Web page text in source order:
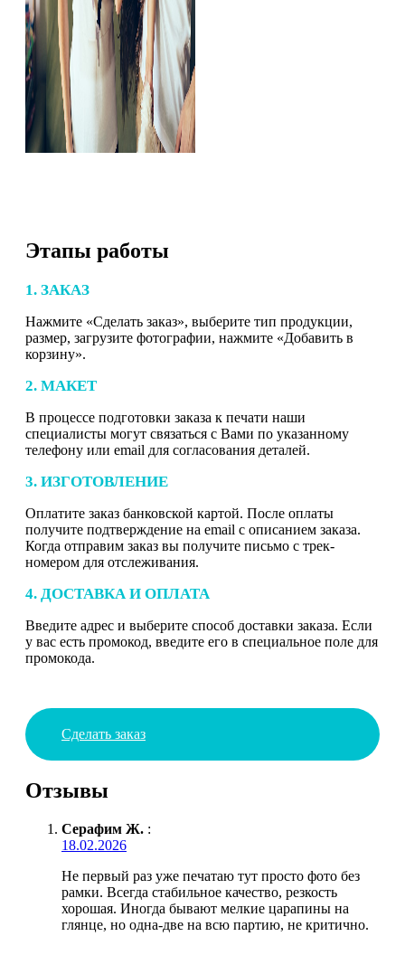
Этапы работы
1. ЗАКАЗ
Нажмите «Сделать заказ», выберите тип продукции,
размер, загрузите фотографии, нажмите «Добавить в
корзину».
2. МАКЕТ
В процессе подготовки заказа к печати наши
специалисты могут связаться с Вами по указанному
телефону или email для согласования деталей.
3. ИЗГОТОВЛЕНИЕ
Оплатите заказ банковской картой. После оплаты
получите подтверждение на email с описанием заказа.
Когда отправим заказ вы получите письмо с трек-
номером для отслеживания.
4. ДОСТАВКА И ОПЛАТА
Введите адрес и выберите способ доставки заказа. Если
у вас есть промокод, введите его в специальное поле для
промокода.
Сделать заказ
Отзывы
Серафим Ж. :
18.02.2026
Не первый раз уже печатаю тут просто фото без
рамки. Всегда стабильное качество, резкость
хорошая. Иногда бывают мелкие царапины на
глянце, но одна-две на всю партию, не критично.